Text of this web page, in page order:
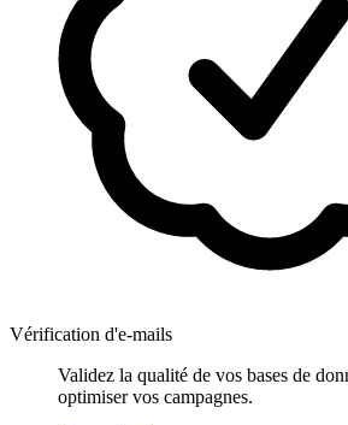
Vérification d'e-mails
Validez la qualité de vos bases de
optimiser vos campagnes.